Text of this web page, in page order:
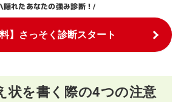
\隠れたあなたの強み診断！/
料】さっそく診断スタート
状を書く際の4つの注意